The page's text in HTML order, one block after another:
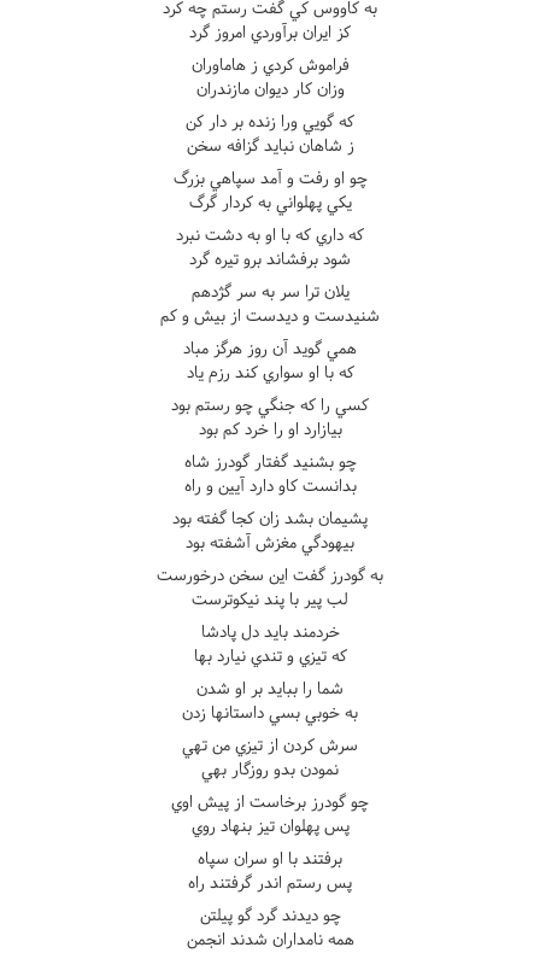
به کاووس کي گفت رستم چه کرد
کز ايران برآوردي امروز گرد
فراموش کردي ز هاماوران
وزان کار ديوان مازندران
که گويي ورا زنده بر دار کن
ز شاهان نبايد گزافه سخن
چو او رفت و آمد سپاهي بزرگ
يکي پهلواني به کردار گرگ
که داري که با او به دشت نبرد
شود برفشاند برو تيره گرد
يلان ترا سر به سر گژدهم
شنيدست و ديدست از بيش و کم
همي گويد آن روز هرگز مباد
که با او سواري کند رزم ياد
کسي را که جنگي چو رستم بود
بيازارد او را خرد کم بود
چو بشنيد گفتار گودرز شاه
بدانست کاو دارد آيين و راه
پشيمان بشد زان کجا گفته بود
بيهودگي مغزش آشفته بود
به گودرز گفت اين سخن درخورست
لب پير با پند نيکوترست
خردمند بايد دل پادشا
که تيزي و تندي نيارد بها
شما را ببايد بر او شدن
به خوبي بسي داستانها زدن
سرش کردن از تيزي من تهي
نمودن بدو روزگار بهي
چو گودرز برخاست از پيش اوي
پس پهلوان تيز بنهاد روي
برفتند با او سران سپاه
پس رستم اندر گرفتند راه
چو ديدند گرد گو پيلتن
همه نامداران شدند انجمن